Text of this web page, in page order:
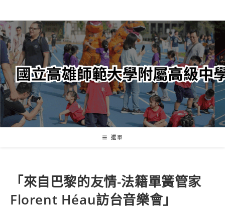
轉
至
主
內
容
選單
「來自巴黎的友情-法籍單簧管家
Florent Héau訪台音樂會」